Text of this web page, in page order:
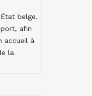
belge.
afin
accueil à
la